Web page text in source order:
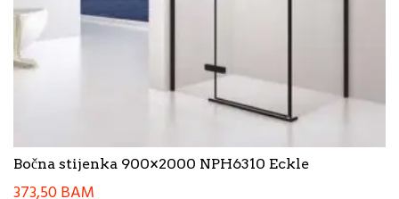
Bočna stijenka 900×2000 NPH6310 Eckle
373,50BAM